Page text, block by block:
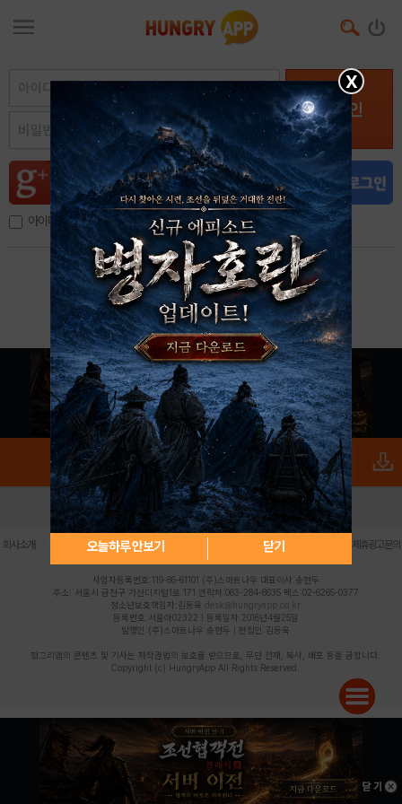
로그인
아이디, 이메일 저장
아이디 / 비밀번호 찾기 회원가입
X
오늘하루 안보기 닫기
로그인 PC버전 전체앱
회사소개 | 개인정보 처리방침 불법촬영물 신고센터 제휴광고문의
사업자등록번호:119-86-61101 (주)스마트나우 대표이사:송현두
주소: 서울시 금천구 가산디지털1로 171 연락처:063-284-8635 팩스:02-6265-0377
청소년보호책임자:김동욱 desk@hungryapp.co.kr
등록번호:서울아02322 | 등록일자:2016년4월25일
발행인:(주)스마트나우 송현두 | 편집인:김동욱
헝그리앱의 콘텐츠 및 기사는 저작권법의 보호를 받으므로, 무단 전재, 복사, 배포 등을 금합니다.
Copyright (c) HungryApp All Rights Reserved.